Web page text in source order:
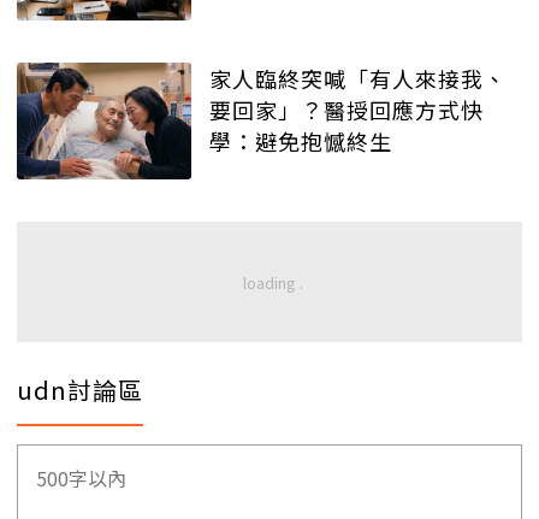
家人臨終突喊「有人來接我、
要回家」？醫授回應方式快
學：避免抱憾終生
udn討論區